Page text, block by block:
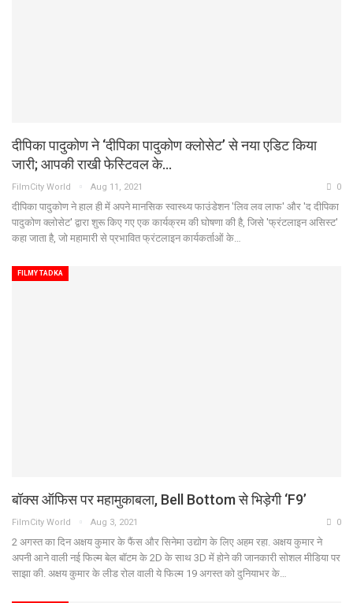
दीपिका पादुकोण ने ‘दीपिका पादुकोण क्लोसेट’ से नया एडिट किया
जारी; आपकी राखी फेस्टिवल के…
FilmCity World Aug 11, 2021 0
दीपिका पादुकोण ने हाल ही में अपने मानसिक स्वास्थ्य फाउंडेशन 'लिव लव लाफ' और 'द दीपिका
पादुकोण क्लोसेट' द्वारा शुरू किए गए एक कार्यक्रम की घोषणा की है, जिसे 'फ्रंटलाइन असिस्ट'
कहा जाता है, जो महामारी से प्रभावित फ्रंटलाइन कार्यकर्ताओं के…
FILMY TADKA
बॉक्स ऑफिस पर महामुकाबला, Bell Bottom से भिड़ेगी ‘F9’
FilmCity World Aug 3, 2021 0
2 अगस्त का दिन अक्षय कुमार के फैंस और सिनेमा उद्योग के लिए अहम रहा. अक्षय कुमार ने
अपनी आने वाली नई फिल्म बेल बॉटम के 2D के साथ 3D में होने की जानकारी सोशल मीडिया पर
साझा की. अक्षय कुमार के लीड रोल वाली ये फिल्म 19 अगस्त को दुनियाभर के…